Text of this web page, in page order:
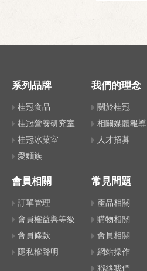
系列品牌
桂冠食品
桂冠營養研究室
桂冠冰菓室
愛麵族
我們的理念
關於桂冠
相關媒體報導
人才招募
會員相關
訂單管理
會員權益與等級
會員條款
隱私權聲明
常見問題
產品相關
購物相關
會員相關
網站操作
聯絡我們